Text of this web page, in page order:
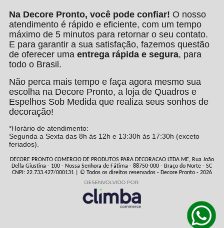
Na Decore Pronto, você pode confiar! O nosso
atendimento é rápido e eficiente, com um tempo
máximo de 5 minutos para retornar o seu contato.
E para garantir a sua satisfação, fazemos questão
de oferecer uma entrega rápida e segura, para
todo o Brasil.
Não perca mais tempo e faça agora mesmo sua
escolha na Decore Pronto, a loja de Quadros e
Espelhos Sob Medida que realiza seus sonhos de
decoração!
*Horário de atendimento:
Segunda a Sexta das 8h às 12h e 13:30h às 17:30h (exceto
feriados).
DECORE PRONTO COMERCIO DE PRODUTOS PARA DECORACAO LTDA ME, Rua João
Della Giustina - 100 - Nossa Senhora de Fátima - 88750-000 - Braço do Norte - SC
CNPJ: 22.733.427/000131 | © Todos os direitos reservados - Decore Pronto - 2026